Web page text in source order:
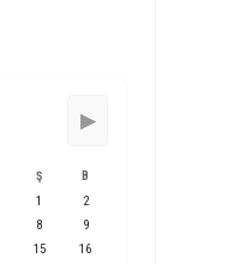
▶
Ş B
1
2
8
9
15
16